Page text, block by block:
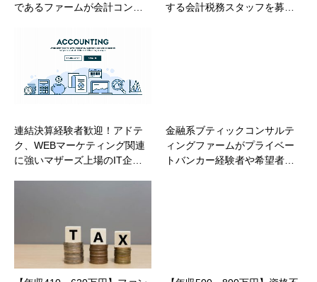
であるファームが会計コン…
する会計税務スタッフを募…
連結決算経験者歓迎！アドテ
ク、WEBマーケティング関連
に強いマザーズ上場のIT企…
金融系ブティックコンサルテ
ィングファームがプライベー
トバンカー経験者や希望者…